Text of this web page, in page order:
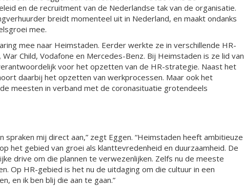
en de recruitment van de Nederlandse tak van de organisatie.
breidt momenteel uit in Nederland, en maakt ondanks
mee.
mee naar Heimstaden. Eerder werkte ze in verschillende HR-
Child, Vodafone en Mercedes-Benz. Bij Heimstaden is ze lid van
voor het opzetten van de HR-strategie. Naast het
daarbij het opzetten van werkprocessen. Maar ook het
meesten in verband met de coronasituatie grotendeels
spraken mij direct aan,” zegt Eggen. “Heimstaden heeft ambitieuze
het gebied van groei als klanttevredenheid en duurzaamheid. De
drive om die plannen te verwezenlijken. Zelfs nu de meeste
Op HR-gebied is het nu de uitdaging om die cultuur in een
en ik ben blij die aan te gaan.”